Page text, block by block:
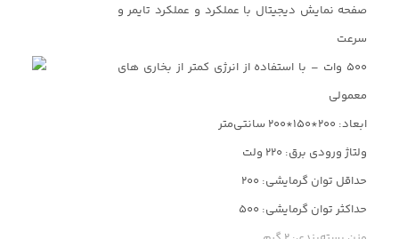
صفحه نمایش دیجیتال با عملکرد و عملکرد تایمر و
سرعت
۵۰۰ وات – با استفاده از انرژی کمتر از بخاری های
معمولی
ابعاد: 200*150*200 سانتی‌متر
ولتاژ ورودی برق: 220 ولت
حداقل توان گرمایشی: 200
حداکثر توان گرمایشی: 500